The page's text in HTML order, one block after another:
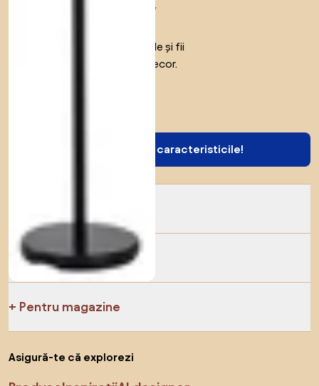
creativ
Obține acces la toate funcțiile și fii
parte a comunității Home&Decor.
Vreau toate caracteristicile!
Pentru utilizatori
Pentru magazine
Asigură-te că explorezi